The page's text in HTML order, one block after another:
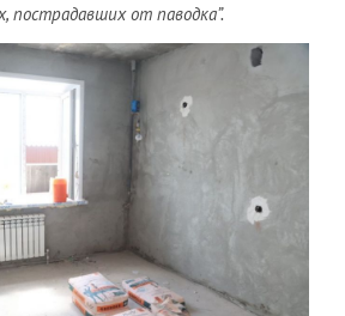
пострадавших от паводка”.